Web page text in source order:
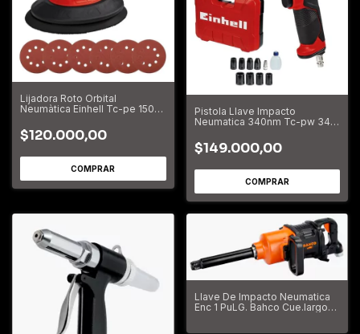
Lijadora Roto Orbital
Neumàtica Einhell Tc-pe 150
$120.000,00
Pistola Llave Impacto
Neumatica 340nm Tc-pw 340
$149.000,00
Llave De Impacto Neumatica
Enc 1 PuLG. Bahco Cue.largo